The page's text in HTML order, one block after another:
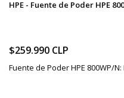
HPE - Fuente de Poder HPE
$259.990 CLP
Fuente de Poder HPE 800WP/N: